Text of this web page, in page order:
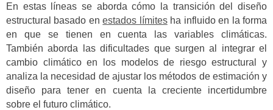
En estas líneas se aborda cómo la transición del diseño
estructural basado enestados límitesha influido en la forma
en que se tienen en cuenta las variables climáticas.
También aborda las dificultades que surgen al integrar el
cambio climático en los modelos de riesgo estructural y
analiza la necesidad de ajustar los métodos de estimación y
diseño para tener en cuenta la creciente incertidumbre
sobre el futuro climático.